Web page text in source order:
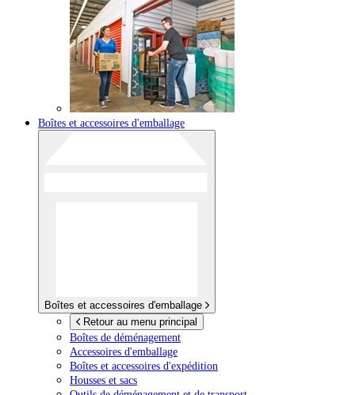
Boîtes et accessoires d'emballage
Boîtes et accessoires d'emballage
Retour au menu principal
Boîtes de déménagement
Accessoires d'emballage
Boîtes et accessoires d'expédition
Housses et sacs